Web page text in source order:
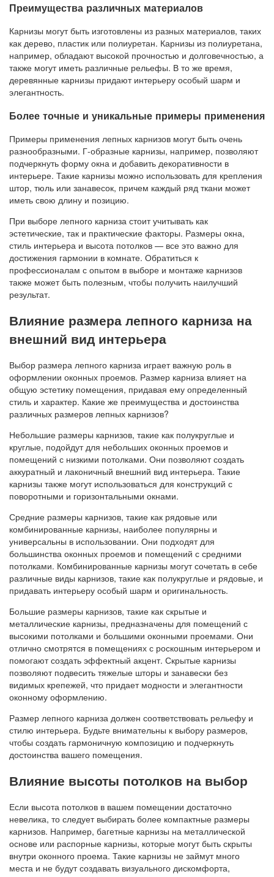
Преимущества различных материалов
Карнизы могут быть изготовлены из разных материалов, таких
как дерево, пластик или полиуретан. Карнизы из полиуретана,
например, обладают высокой прочностью и долговечностью, а
также могут иметь различные рельефы. В то же время,
деревянные карнизы придают интерьеру особый шарм и
элегантность.
Более точные и уникальные примеры применения
Примеры применения лепных карнизов могут быть очень
разнообразными. Г-образные карнизы, например, позволяют
подчеркнуть форму окна и добавить декоративности в
интерьере. Такие карнизы можно использовать для крепления
штор, тюль или занавесок, причем каждый ряд ткани может
иметь свою длину и позицию.
При выборе лепного карниза стоит учитывать как
эстетические, так и практические факторы. Размеры окна,
стиль интерьера и высота потолков — все это важно для
достижения гармонии в комнате. Обратиться к
профессионалам с опытом в выборе и монтаже карнизов
также может быть полезным, чтобы получить наилучший
результат.
Влияние размера лепного карниза на
внешний вид интерьера
Выбор размера лепного карниза играет важную роль в
оформлении оконных проемов. Размер карниза влияет на
общую эстетику помещения, придавая ему определенный
стиль и характер. Какие же преимущества и достоинства
различных размеров лепных карнизов?
Небольшие размеры карнизов, такие как полукруглые и
круглые, подойдут для небольших оконных проемов и
помещений с низкими потолками. Они позволяют создать
аккуратный и лаконичный внешний вид интерьера. Такие
карнизы также могут использоваться для конструкций с
поворотными и горизонтальными окнами.
Средние размеры карнизов, такие как рядовые или
комбинированные карнизы, наиболее популярны и
универсальны в использовании. Они подходят для
большинства оконных проемов и помещений с средними
потолками. Комбинированные карнизы могут сочетать в себе
различные виды карнизов, такие как полукруглые и рядовые, и
придавать интерьеру особый шарм и оригинальность.
Большие размеры карнизов, такие как скрытые и
металлические карнизы, предназначены для помещений с
высокими потолками и большими оконными проемами. Они
отлично смотрятся в помещениях с роскошным интерьером и
помогают создать эффектный акцент. Скрытые карнизы
позволяют подвесить тяжелые шторы и занавески без
видимых крепежей, что придает модности и элегантности
оконному оформлению.
Размер лепного карниза должен соответствовать рельефу и
стилю интерьера. Будьте внимательны к выбору размеров,
чтобы создать гармоничную композицию и подчеркнуть
достоинства вашего помещения.
Влияние высоты потолков на выбор
Если высота потолков в вашем помещении достаточно
невелика, то следует выбирать более компактные размеры
карнизов. Например, багетные карнизы на металлической
основе или распорные карнизы, которые могут быть скрыты
внутри оконного проема. Такие карнизы не займут много
места и не будут создавать визуального дискомфорта,